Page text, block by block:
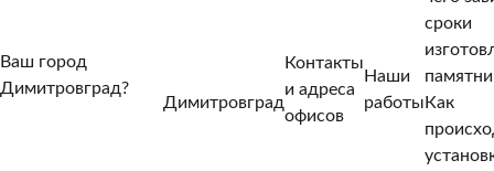
Ваш город
Димитровград?
Димитровград
Контакты
и адреса
офисов
Наши
работы
сроки
Как